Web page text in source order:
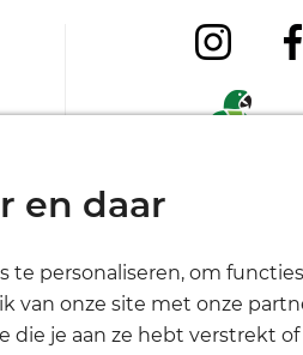
Algemene
voorwaarden
en daar
personaliseren, om
van onze site met onze
je aan ze hebt verstrekt